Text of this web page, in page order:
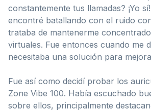
constantemente tus llamadas? ¡Yo
encontré batallando con el ruido
trataba de mantenerme
virtuales. Fue entonces cuando me
necesitaba una solución para
Fue así como decidí probar los
Zone Vibe 100. Había escuchado
sobre ellos, principalmente